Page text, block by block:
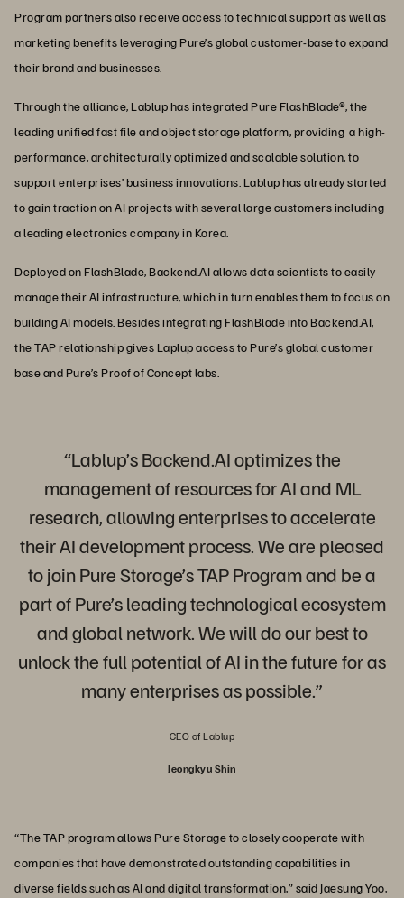
Program partners also receive access to technical support as well as
marketing benefits leveraging Pure’s global customer-base to expand
their brand and businesses.
Through the alliance, Lablup has integrated Pure FlashBlade®, the
leading unified fast file and object storage platform, providing a high-
performance, architecturally optimized and scalable solution, to
support enterprises’ business innovations. Lablup has already started
to gain traction on AI projects with several large customers including
a leading electronics company in Korea.
Deployed on FlashBlade, Backend.AI allows data scientists to easily
manage their AI infrastructure, which in turn enables them to focus on
building AI models. Besides integrating FlashBlade into Backend.AI,
the TAP relationship gives Laplup access to Pure’s global customer
base and Pure’s Proof of Concept labs.
“Lablup’s Backend.AI optimizes the
management of resources for AI and ML
research, allowing enterprises to accelerate
their AI development process. We are pleased
to join Pure Storage’s TAP Program and be a
part of Pure’s leading technological ecosystem
and global network. We will do our best to
unlock the full potential of AI in the future for as
many enterprises as possible.”
CEO of Lablup
Jeongkyu Shin
“The TAP program allows Pure Storage to closely cooperate with
companies that have demonstrated outstanding capabilities in
diverse fields such as AI and digital transformation,” said Jaesung Yoo,